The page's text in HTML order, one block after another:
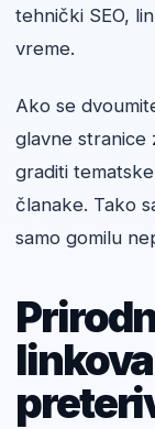
tehnički SEO,
vreme.
Ako se
glavne stranice
graditi
članake. Tako
samo gomilu